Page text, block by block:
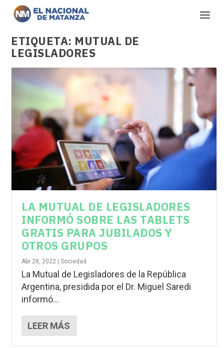
ETIQUETA: MUTUAL DE
LEGISLADORES
LA MUTUAL DE LEGISLADORES
INFORMÓ SOBRE LAS TABLETS
GRATIS PARA JUBILADOS Y
OTROS GRUPOS
Abr 28, 2022 |Sociedad
La Mutual de Legisladores de la República
Argentina, presidida por el Dr. Miguel Saredi
informó...
LEER MÁS